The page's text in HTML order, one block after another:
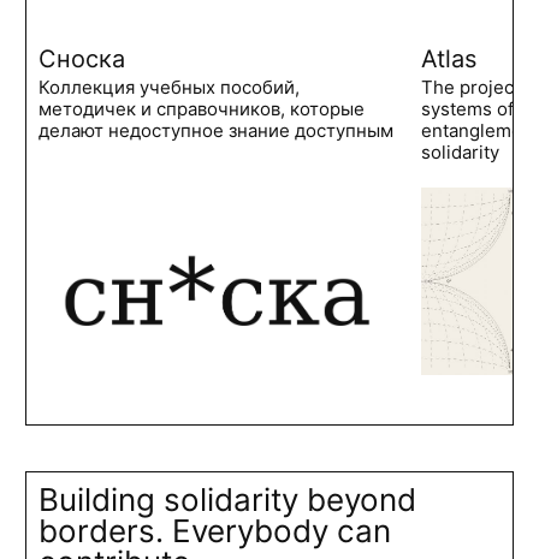
Сноска
Коллекция учебных пособий,
методичек и справочников, которые
делают недоступное знание доступным
Atlas
The project
systems of
solidarity
Building solidarity beyond
borders. Everybody can